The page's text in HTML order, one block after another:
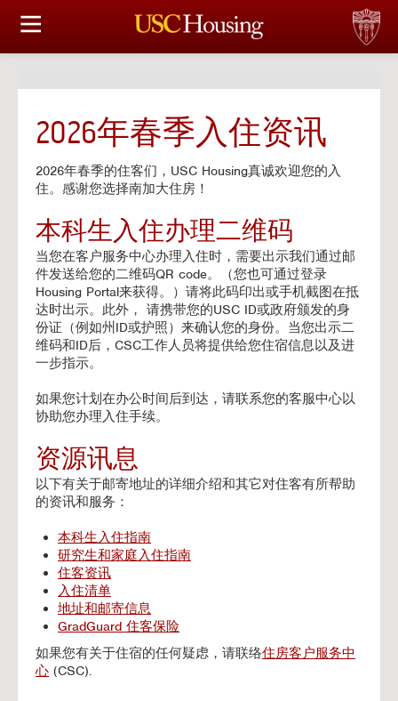
HOUSING OPTIONS
FINANCIAL FACTS
SERVICES
CONFERENCES & MEETINGS
LINKS
2026年春季入住资讯
2026年春季的住客们，USC Housing真诚欢迎您的入
住。感谢您选择南加大住房！
本科生入住办理二维码
当您在客户服务中心办理入住时，需要出示我们通过邮
件发送给您的二维码QR code。（您也可通过登录
Housing Portal来获得。）请将此码印出或手机截图在抵
达时出示。此外， 请携带您的USC ID或政府颁发的身
份证（例如州ID或护照）来确认您的身份。当您出示二
维码和ID后，CSC工作人员将提供给您住宿信息以及进
一步指示。
如果您计划在办公时间后到达，请联系您的客服中心以
协助您办理入住手续。
资源讯息
以下有关于邮寄地址的详细介绍和其它对住客有所帮助
的资讯和服务：
本科生入住指南
研究生和家庭入住指南
住客资讯
入住清单
地址和邮寄信息
GradGuard 住客保险
如果您有关于住宿的任何疑虑，请联络住房客户服务中
心 (CSC).